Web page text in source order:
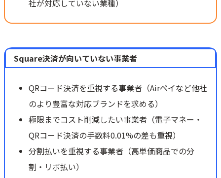
社が対応していない業種）
Square決済が向いていない事業者
QRコード決済を重視する事業者（Airペイなど他社
のより豊富な対応ブランドを求める）
極限までコスト削減したい事業者（電子マネー・
QRコード決済の手数料0.01%の差も重視）
分割払いを重視する事業者（高単価商品での分
割・リボ払い）